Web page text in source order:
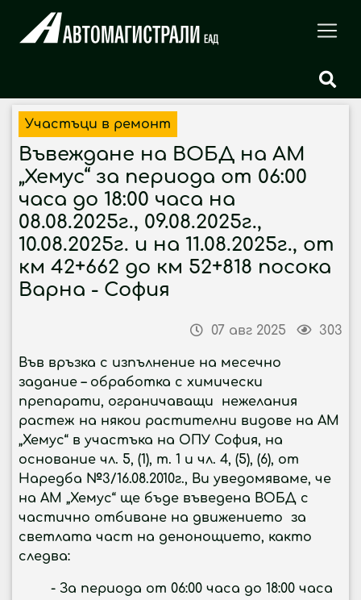
Участъци в ремонт
Въвеждане на ВОБД на АМ
„Хемус“ за периода от 06:00
часа до 18:00 часа на
08.08.2025г., 09.08.2025г.,
10.08.2025г. и на 11.08.2025г., от
км 42+662 до км 52+818 посока
Варна - София
07 авг 2025 303
Във връзка с изпълнение на месечно
задание – обработка с химически
препарати, ограничаващи нежелания
растеж на някои растителни видове на АМ
„Хемус“ в участъка на ОПУ София, на
основание чл. 5, (1), т. 1 и чл. 4, (5), (6), от
Наредба №3/16.08.2010г., Ви уведомяваме, че
на АМ „Хемус“ ще бъде въведена ВОБД с
частично отбиване на движението за
светлата част на денонощието, както
следва:
- За периода от 06:00 часа до 18:00 часа